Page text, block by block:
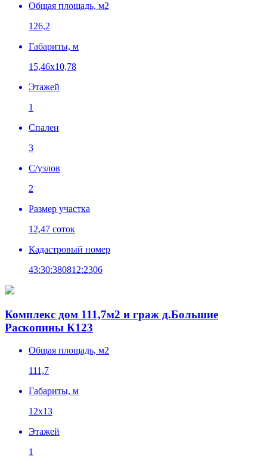
Общая площадь, м2
126,2
Габариты, м
15,46х10,78
Этажей
1
Спален
3
C/узлов
2
Размер участка
12,47 соток
Кадастровый номер
43:30:380812:2306
Комплекс дом 111,7м2 и граж д.Большие
Раскопины К123
Общая площадь, м2
111,7
Габариты, м
12х13
Этажей
1